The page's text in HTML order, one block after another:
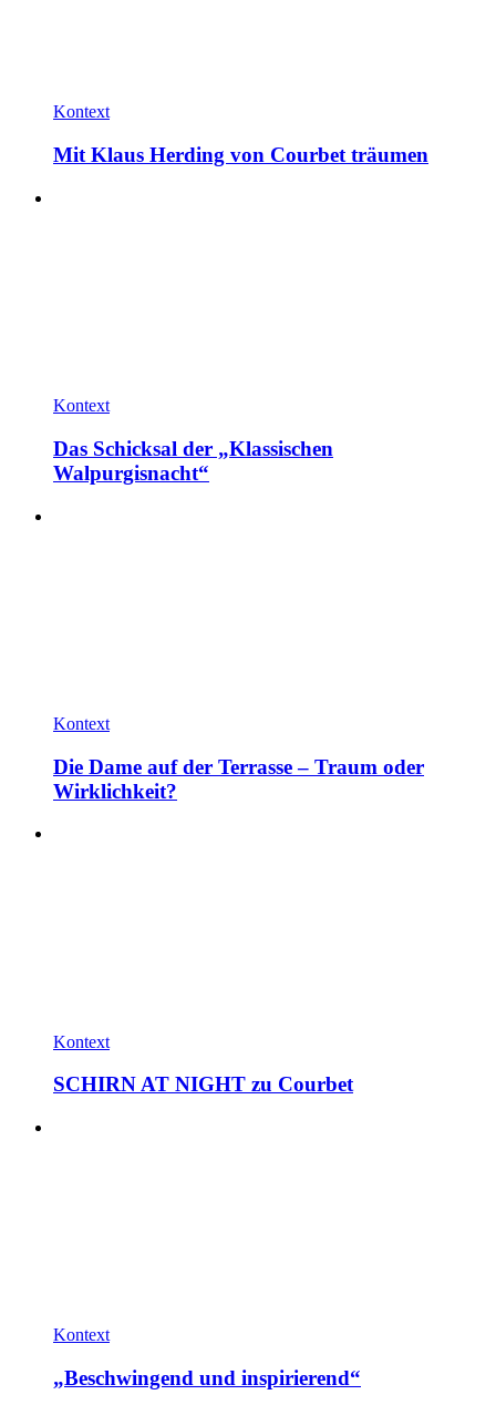
Kontext
Mit Klaus Herding von Courbet träumen
Kontext
Das Schicksal der „Klassischen
Walpurgisnacht“
Kontext
Die Dame auf der Terrasse – Traum oder
Wirklichkeit?
Kontext
SCHIRN AT NIGHT zu Courbet
Kontext
„Beschwingend und inspirierend“